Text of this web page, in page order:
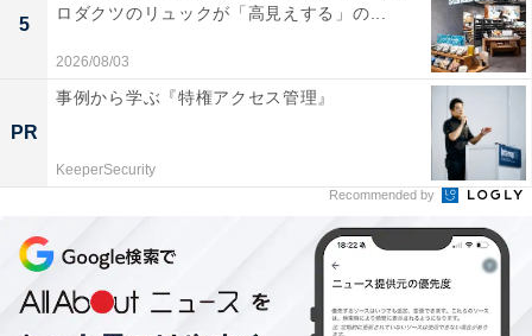
2：ファミマの定番スイーツに!? 「ふわふわケー
5
ロダクツのリュックが「高見えする」の...
2026/08/03
PR
事例から学ぶ『特権アクセス管理』
KeeperSecurity
Recommended by